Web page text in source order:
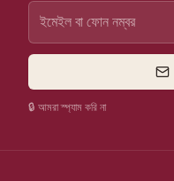
🔒 আমরা স্প্যাম করি না